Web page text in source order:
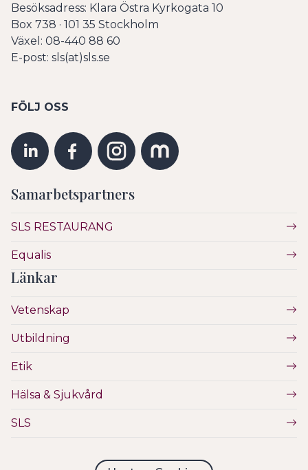
Besöksadress: Klara Östra Kyrkogata 10
Box 738 · 101 35 Stockholm
Växel: 08-440 88 60
E-post: sls(at)sls.se
FÖLJ OSS
Samarbetspartners
SLS RESTAURANG
Equalis
Länkar
Vetenskap
Utbildning
Etik
Hälsa & Sjukvård
SLS